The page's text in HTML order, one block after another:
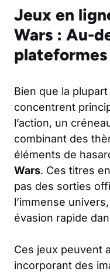
Jeux en
Wars : Au-
Bien que la
concentrent
l’action, un
combinant des
éléments de
Wars. Ces titres
pas des sorties
l’immense
évasion rapide
Ces jeux peuvent
incorporant des